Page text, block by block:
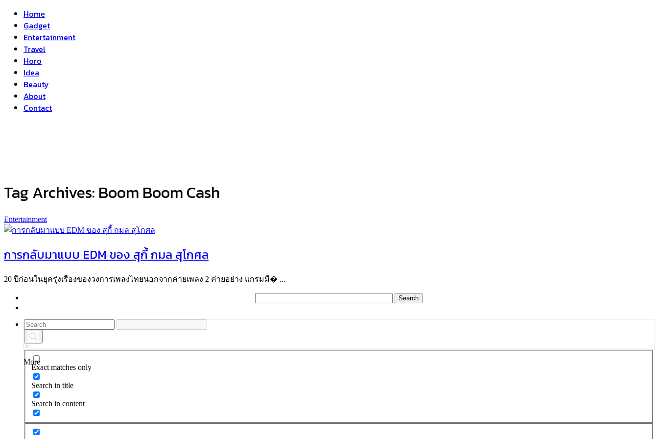
Home
Gadget
Entertainment
Travel
Horo
Idea
Beauty
About
Contact
Tag Archives: Boom Boom Cash
Entertainment
การกลับมาแบบ EDM ของ สุกี้ กมล สุโกศล
20 ปีก่อนในยุครุ่งเรืองของวงการเพลงไทยนอกจากค่ายเพลง 2 ค่ายอย่าง แกรมมี� ...
More
Exact matches only
Search in title
Search in content